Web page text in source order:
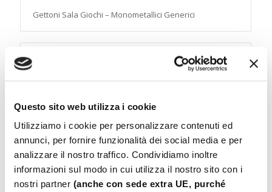
Questo sito web utilizza i cookie
Utilizziamo i cookie per personalizzare contenuti ed
annunci, per fornire funzionalità dei social media e per
analizzare il nostro traffico. Condividiamo inoltre
informazioni sul modo in cui utilizza il nostro sito con i
nostri partner (anche con sede extra UE, purché
Gettoni Sala Giochi – Monometallici Generici